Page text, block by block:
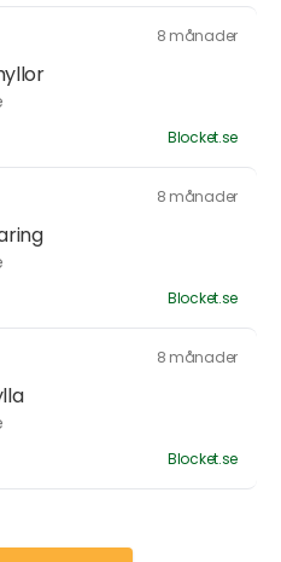
8 månader
Blocket.se
8 månader
Blocket.se
8 månader
Blocket.se